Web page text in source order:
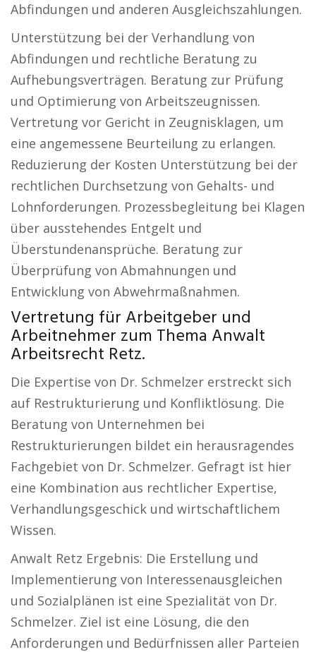
Abfindungen und anderen Ausgleichszahlungen.
Unterstützung bei der Verhandlung von
Abfindungen und rechtliche Beratung zu
Aufhebungsverträgen. Beratung zur Prüfung
und Optimierung von Arbeitszeugnissen.
Vertretung vor Gericht in Zeugnisklagen, um
eine angemessene Beurteilung zu erlangen.
Reduzierung der Kosten Unterstützung bei der
rechtlichen Durchsetzung von Gehalts- und
Lohnforderungen. Prozessbegleitung bei Klagen
über ausstehendes Entgelt und
Überstundenansprüche. Beratung zur
Überprüfung von Abmahnungen und
Entwicklung von Abwehrmaßnahmen.
Vertretung für Arbeitgeber und
Arbeitnehmer zum Thema Anwalt
Arbeitsrecht Retz.
Die Expertise von Dr. Schmelzer erstreckt sich
auf Restrukturierung und Konfliktlösung. Die
Beratung von Unternehmen bei
Restrukturierungen bildet ein herausragendes
Fachgebiet von Dr. Schmelzer. Gefragt ist hier
eine Kombination aus rechtlicher Expertise,
Verhandlungsgeschick und wirtschaftlichem
Wissen.
Anwalt Retz Ergebnis: Die Erstellung und
Implementierung von Interessenausgleichen
und Sozialplänen ist eine Spezialität von Dr.
Schmelzer. Ziel ist eine Lösung, die den
Anforderungen und Bedürfnissen aller Parteien